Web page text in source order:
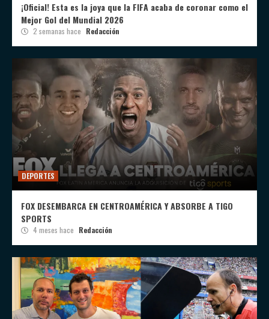
¡Oficial! Esta es la joya que la FIFA acaba de coronar como el
Mejor Gol del Mundial 2026
2 semanas hace Redacción
DEPORTES
FOX DESEMBARCA EN CENTROAMÉRICA Y ABSORBE A TIGO
SPORTS
4 meses hace Redacción